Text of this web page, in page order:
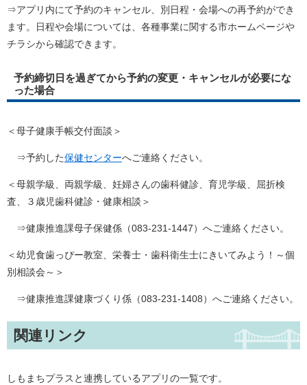
⇒アプリ内にて予約のキャンセル、別日程・会場への再予約ができ
ます。日程や会場については、各種事業に関する市ホームページや
チラシから確認できます。
予約締切日を過ぎてから予約の変更・キャンセルが必要にな
った場合
＜母子健康手帳交付面談＞
⇒予約した保健センターへご連絡ください。
＜母親学級、両親学級、妊婦さんの歯科健診、育児学級、屈折検
査、３歳児歯科健診・健康相談＞
⇒健康推進課母子保健係（083-231-1447）へご連絡ください。
＜幼児食歯っぴー教室、栄養士・歯科衛生士にきいてみよう！～個
別相談会～＞
⇒健康推進課健康づくり係（083-231-1408）へご連絡ください。
関連リンク
しもまちプラスと連携しているアプリの一覧です。